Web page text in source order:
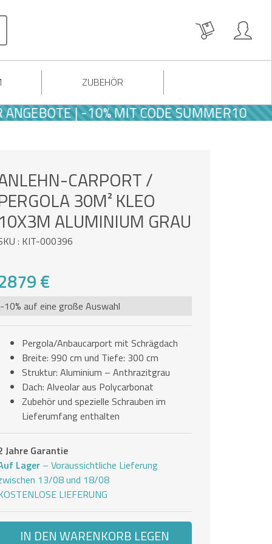
ZUBEHÖR
| -10% MIT CODE SUMMER10
CARPORT /
30M² KLEO
ALUMINIUM GRAU
: KIT-000396
€
-10% auf eine große Auswahl
Pergola/Anbaucarport mit Schrägdach
Breite: 990 cm und Tiefe: 300 cm
Struktur: Aluminium – Anthrazitgrau
Dach: Alveolar aus Polycarbonat
Zubehör und spezielle Schrauben im
Lieferumfang enthalten
Jahre Garantie
Lager – Voraussichtliche Lieferung
13/08 und 18/08
LIEFERUNG
IN DEN WARENKORB LEGEN